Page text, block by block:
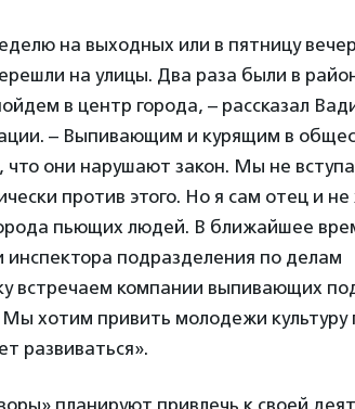
на выходных или в пятницу
на улицы. Два раза были в
в центр города, – рассказал
– Выпивающим и курящим в
они нарушают закон. Мы не
против этого. Но я сам отец и
пьющих людей. В ближайшее
инспектора подразделения по делам
встречаем компании выпивающих
хотим привить молодежи культуру
развиваться».
планируют привлечь к своей